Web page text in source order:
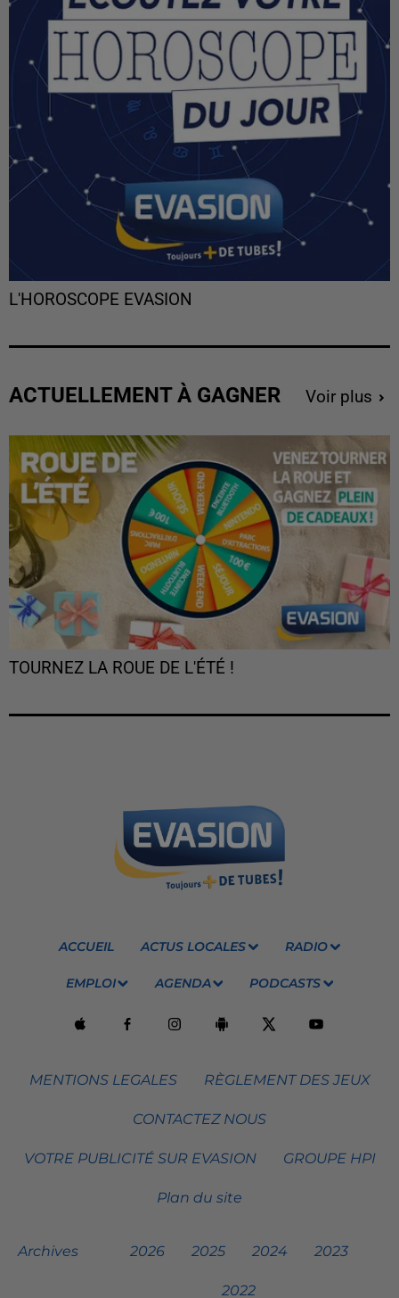
L'HOROSCOPE EVASION
ACTUELLEMENT À GAGNER Voir plus
TOURNEZ LA ROUE DE L'ÉTÉ !
ACCUEIL ACTUS LOCALES RADIO
EMPLOI AGENDA PODCASTS
MENTIONS LEGALES RÈGLEMENT DES JEUX
CONTACTEZ NOUS
VOTRE PUBLICITÉ SUR EVASION GROUPE HPI
Plan du site
Archives 2026 2025 2024 2023
2022